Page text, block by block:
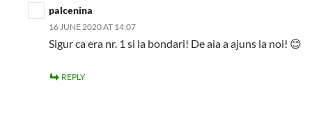
palcenina
16 JUNE 2020 AT 14:07
Sigur ca era nr. 1 si la bondari! De aia a ajuns la noi! 😊
REPLY